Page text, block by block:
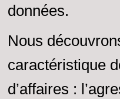
données.
Nous
caractéristique
d’affaires :